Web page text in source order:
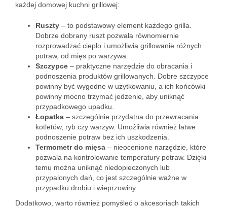
każdej domowej kuchni grillowej:
Ruszty – to podstawowy element każdego grilla.
Dobrze dobrany ruszt pozwala równomiernie
rozprowadzać ciepło i umożliwia grillowanie różnych
potraw, od mięs po warzywa.
Szczypce – praktyczne narzędzie do obracania i
podnoszenia produktów grillowanych. Dobre szczypce
powinny być wygodne w użytkowaniu, a ich końcówki
powinny mocno trzymać jedzenie, aby uniknąć
przypadkowego upadku.
Łopatka – szczególnie przydatna do przewracania
kotletów, ryb czy warzyw. Umożliwia również łatwe
podnoszenie potraw bez ich uszkodzenia.
Termometr do mięsa – nieocenione narzędzie, które
pozwala na kontrolowanie temperatury potraw. Dzięki
temu można uniknąć niedopieczonych lub
przypalonych dań, co jest szczególnie ważne w
przypadku drobiu i wieprzowiny.
Dodatkowo, warto również pomyśleć o akcesoriach takich